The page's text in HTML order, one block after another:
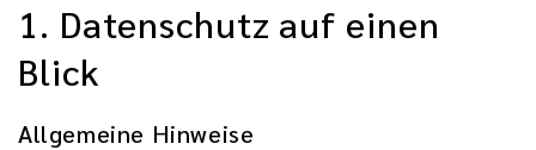
1. Datenschutz auf einen
Blick
Allgemeine Hinweise